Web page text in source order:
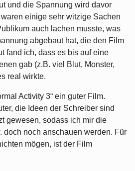
und die Spannung wird davor
einige sehr witzige Sachen
auch lachen musste, was
abgebaut hat, die den Film
fand ich, dass es bis auf eine
gab (z.B. viel Blut, Monster,
real wirkte.
Activity 3“ ein guter Film.
die Ideen der Schreiber sind
gewesen, sodass ich mir die
doch noch anschauen werden. Für
mögen, ist der Film